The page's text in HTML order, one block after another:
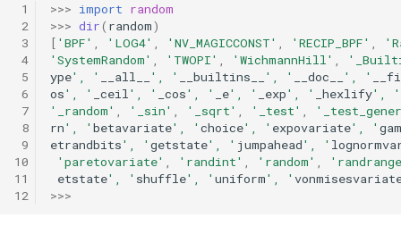
>>> import random
>>> dir( random)
[ 'BPF' , 'LOG4' , 'NV_MAGICCONST' , 'RECIP_BPF' ,
'SystemRandom' , 'TWOPI' , 'WichmannHill' ,
ype', ' __all__ ', ' __builtins__ ', ' __doc__ ', '
os', ' _ceil', ' _cos', ' _e', ' _exp', ' _hexlify', '
'_random' , '_sin' , '_sqrt' , '_test' ,
rn', ' betavariate', ' choice', ' expovariate', '
etrandbits', ' getstate', ' jumpahead', '
'paretovariate' , 'randint' , 'random' ,
etstate', ' shuffle', ' uniform', '
>>>